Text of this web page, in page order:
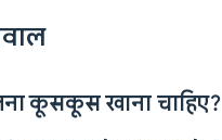
कूसकूस खाना चाहिए?